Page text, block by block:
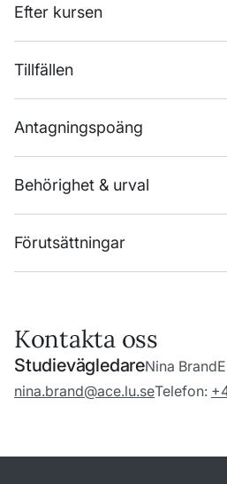
Efter kursen
Tillfällen
Antagningspoäng
Behörighet & urval
Förutsättningar
Kontakta oss
StudievägledareNina Brand
nina.brand@ace.lu.seTelefon: